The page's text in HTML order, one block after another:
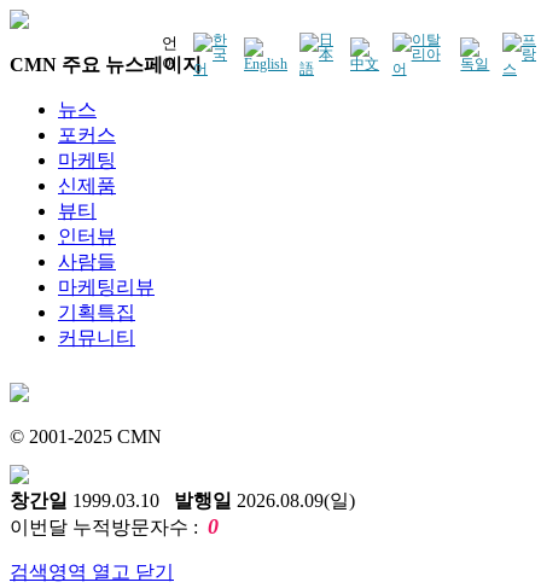
언
어
CMN 주요 뉴스페이지
뉴스
포커스
마케팅
신제품
뷰티
인터뷰
사람들
마케팅리뷰
기획특집
커뮤니티
© 2001-2025 CMN
창간일 1999.03.10 발행일 2026.08.09(일)
이번달 누적방문자수 : 0
검색영역 열고 닫기